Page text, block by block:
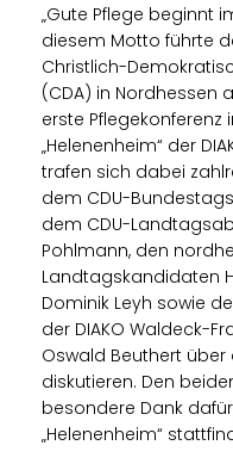
Gute Pflege beginnt
diesem Motto führte
Christlich-
(CDA) in Nordhessen
erste Pflegekonferenz
Helenenheim“ der
trafen sich dabei
dem CDU-
dem CDU-
Pohlmann, den
Landtagskandidaten
Dominik Leyh sowie
der DIAKO Waldeck-
Oswald Beuthert über
diskutieren. Den
besondere Dank
Helenenheim“